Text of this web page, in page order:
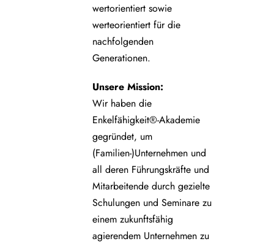
wertorientiert sowie
werteorientiert für die
nachfolgenden
Generationen.
Unsere Mission:
Wir haben die
Enkelfähigkeit®-Akademie
gegründet, um
(Familien-)Unternehmen und
all deren Führungskräfte und
Mitarbeitende durch gezielte
Schulungen und Seminare zu
einem zukunftsfähig
agierendem Unternehmen zu